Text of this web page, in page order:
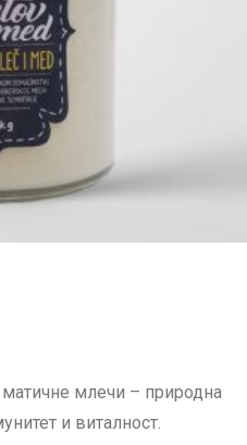
KM
млечи – природна
и виталност.